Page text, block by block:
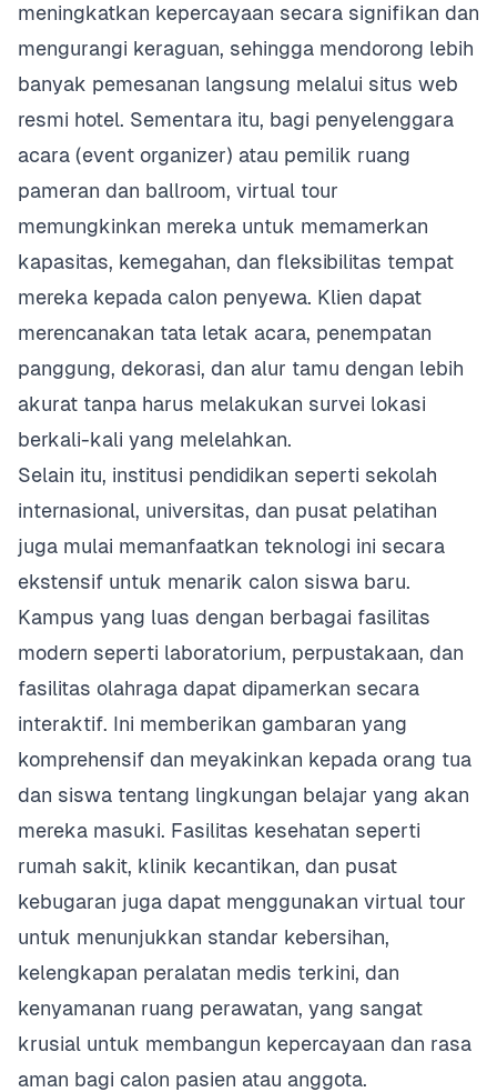
meningkatkan kepercayaan secara signifikan dan
mengurangi keraguan, sehingga mendorong lebih
banyak pemesanan langsung melalui situs web
resmi hotel. Sementara itu, bagi penyelenggara
acara (event organizer) atau pemilik ruang
pameran dan ballroom, virtual tour
memungkinkan mereka untuk memamerkan
kapasitas, kemegahan, dan fleksibilitas tempat
mereka kepada calon penyewa. Klien dapat
merencanakan tata letak acara, penempatan
panggung, dekorasi, dan alur tamu dengan lebih
akurat tanpa harus melakukan survei lokasi
berkali-kali yang melelahkan.
Selain itu, institusi pendidikan seperti sekolah
internasional, universitas, dan pusat pelatihan
juga mulai memanfaatkan teknologi ini secara
ekstensif untuk menarik calon siswa baru.
Kampus yang luas dengan berbagai fasilitas
modern seperti laboratorium, perpustakaan, dan
fasilitas olahraga dapat dipamerkan secara
interaktif. Ini memberikan gambaran yang
komprehensif dan meyakinkan kepada orang tua
dan siswa tentang lingkungan belajar yang akan
mereka masuki. Fasilitas kesehatan seperti
rumah sakit, klinik kecantikan, dan pusat
kebugaran juga dapat menggunakan virtual tour
untuk menunjukkan standar kebersihan,
kelengkapan peralatan medis terkini, dan
kenyamanan ruang perawatan, yang sangat
krusial untuk membangun kepercayaan dan rasa
aman bagi calon pasien atau anggota.